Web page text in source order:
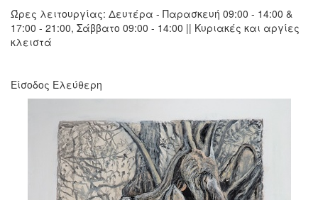
Ώρες λειτουργίας: Δευτέρα - Παρασκευή 09:00 - 14:00 &
17:00 - 21:00, Σάββατο 09:00 - 14:00 || Κυριακές και αργίες
κλειστά
Είσοδος Ελεύθερη